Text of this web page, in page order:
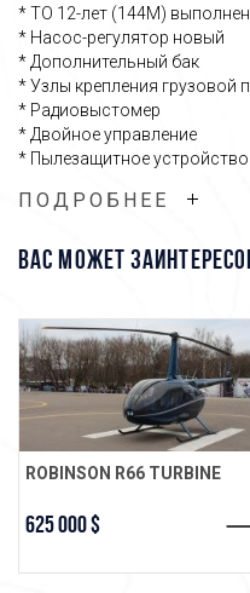
* ТО 12-лет (144М)
* Насос-регулятор новый
* Дополнительный бак
* Узлы крепления грузовой
* Радиовыстомер
* Двойное управление
* Пылезащитное устройство
ПОДРОБНЕЕ
ВАС МОЖЕТ
ROBINSON R66 TURBINE
625 000 $